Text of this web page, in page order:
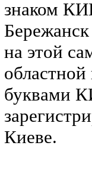
знаком
на этой
буквами
Киеве.